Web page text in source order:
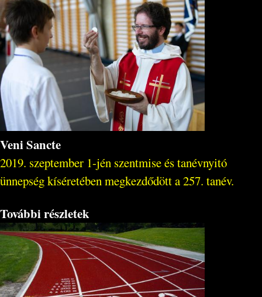
Veni Sancte
2019. szeptember 1-jén szentmise és tanévnyitó
ünnepség kíséretében megkezdődött a 257. tanév.
További részletek